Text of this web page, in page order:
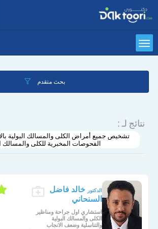
بحث متقدم
نتائج لـ :
تشخيص جميع أمراض الكلى والمسالك البولية
الفحوصات المخبرية للكلى والمسالك
الدكتور
خالد فاضل
السنحاني
استشاري اول جراحة ومناظير
الكلى والمسالك البولية
والتناسلية وضعف الانجاب